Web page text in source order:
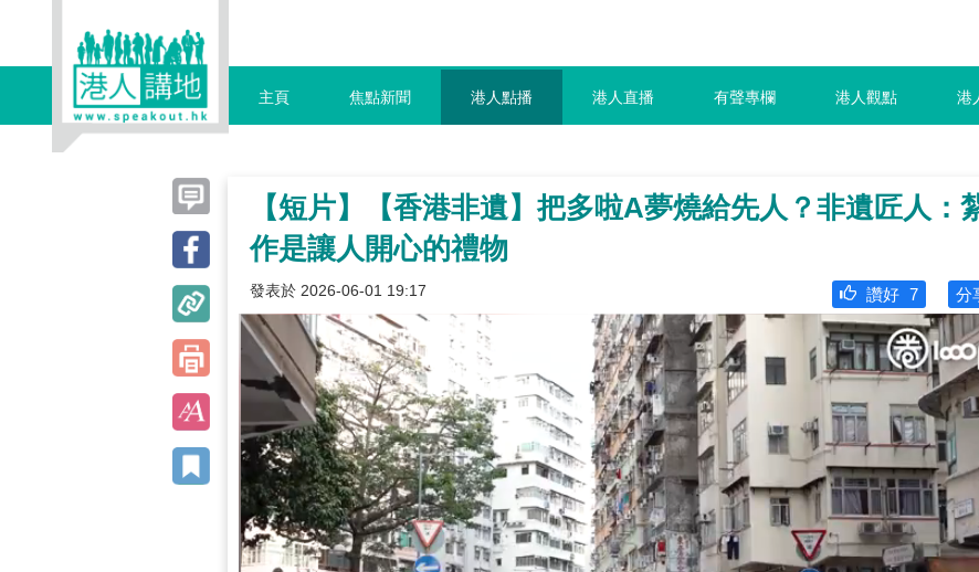
主頁 焦點新聞 港人點播 港人直播 有聲專欄 港人觀點 港
【短片】【香港非遺】把多啦A夢燒給先人？非遺匠人：
作是讓人開心的禮物
發表於 2026-06-01 19:17 分
讚好 7